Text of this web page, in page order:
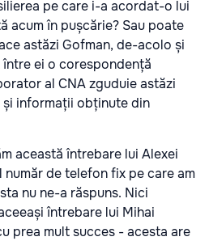
pe care i-a acordat-o lui
acum în pușcărie? Sau poate
astăzi Gofman, de-acolo și
ei o corespondență
al CNA zguduie astăzi
și informații obținute din
această întrebare lui Alexei
număr de telefon fix pe care am
nu ne-a răspuns. Nici
întrebare lui Mihai
prea mult succes - acesta are